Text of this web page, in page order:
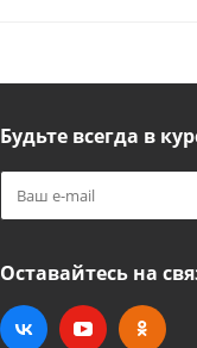
Будьте всегда в
Оставайтесь на